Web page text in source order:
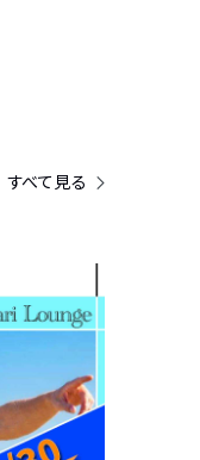
すべて見る